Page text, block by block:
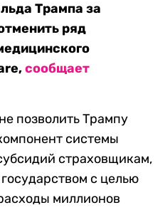
Трампа за
ряд
сообщает
позволить Трампу
системы
страховщикам,
с целью
миллионов